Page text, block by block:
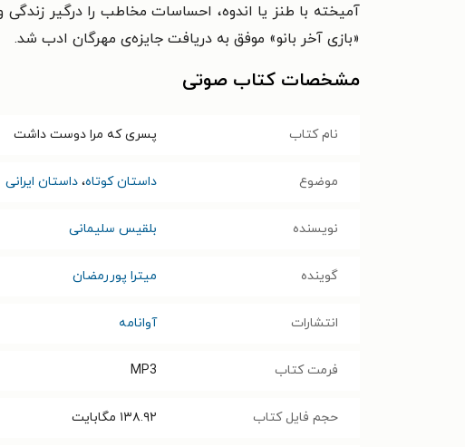
«بازی آخر بانو» موفق به دریافت جایزه‌ی مهرگان ادب شد.
مشخصات کتاب صوتی
نام کتاب پسری که مرا دوست داشت
موضوع داستان کوتاه، داستان ایرانی
نویسنده بلقیس سلیمانی
گوینده میترا پوررمضان
انتشارات آوانامه
فرمت کتاب MP3
حجم فایل کتاب ۱۳۸.۹۲ مگابایت